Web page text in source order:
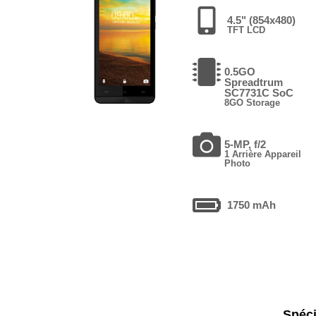
4.5" (854x480)
TFT LCD
0.5GO
Spreadtrum
SC7731C SoC
8GO Storage
5-MP, f/2
1 Arrière Appareil
Photo
1750 mAh